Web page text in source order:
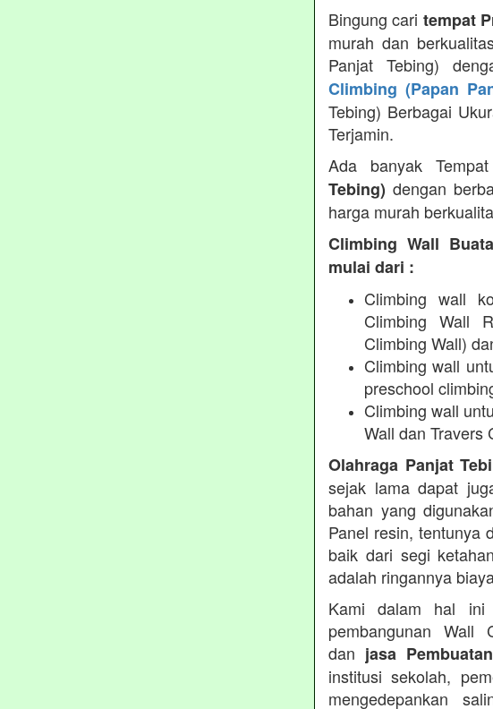
Bingung cari tempat
murah dan
Panjat Tebing)
Climbing (Papan
Tebing) Berbagai
Terjamin.
Ada banyak
Tebing) dengan
harga murah
Climbing Wall
mulai dari :
Climbing wall
Climbing Wall
Climbing Wall)
Climbing wall
preschool
Climbing wall
Wall dan Travers
Olahraga Panjat
sejak lama dapat
bahan yang
Panel resin, tentunya
baik dari segi
adalah ringannya
Kami dalam hal ini
pembangunan
dan jasa
institusi sekolah,
mengedepankan